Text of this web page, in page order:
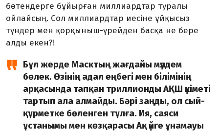
бөтендерге бұйырған миллиардтар туралы
ойлайсың. Сол миллиардтар иесіне ұйқысыз
түндер мен қорқыныш-үрейден басқа не бере
алды екен?!
Бұл жерде Масктың жағдайы мүлдем
бөлек. Өзінің адал еңбегі мен білімінің
арқасында тапқан триллионды АҚШ үкіметі
тартып ала алмайды. Бәрі заңды, ол сый-
құрметке бөленген тұлға. Ия, саяси
ұстанымы мен көзқарасы Ақ үйге ұнамауы